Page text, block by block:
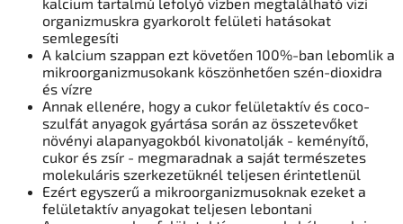
kalcium tartalmú lefolyó vízben megtalálható vizi
organizmuskra gyarkorolt felületi hatásokat
semlegesíti
A kalcium szappan ezt követően 100%-ban lebomlik a
mikroorganizmusokank köszönhetően szén-dioxidra
és vízre
Annak ellenére, hogy a cukor felületaktív és coco-
szulfát anyagok gyártása során az összetevőket
növényi alapanyagokból kivonatolják - keményítő,
cukor és zsír - megmaradnak a saját természetes
molekuláris szerkezetüknél teljesen érintetlenül
Ezért egyszerű a mikroorganizmusoknak ezeket a
felületaktív anyagokat teljesen lebontani